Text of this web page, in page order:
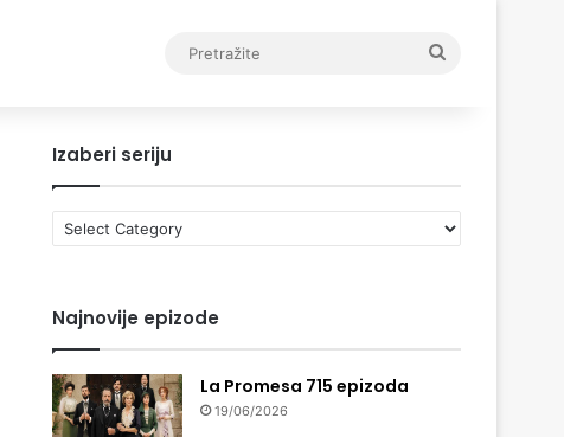
Izaberi seriju
Izaberi
seriju
Najnovije epizode
La Promesa 715 epizoda
19/06/2026